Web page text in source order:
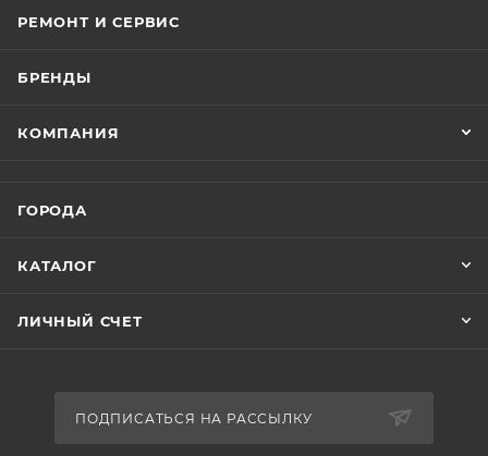
РЕМОНТ И СЕРВИС
БРЕНДЫ
КОМПАНИЯ
ГОРОДА
КАТАЛОГ
ЛИЧНЫЙ СЧЕТ
ПОДПИСАТЬСЯ НА РАССЫЛКУ